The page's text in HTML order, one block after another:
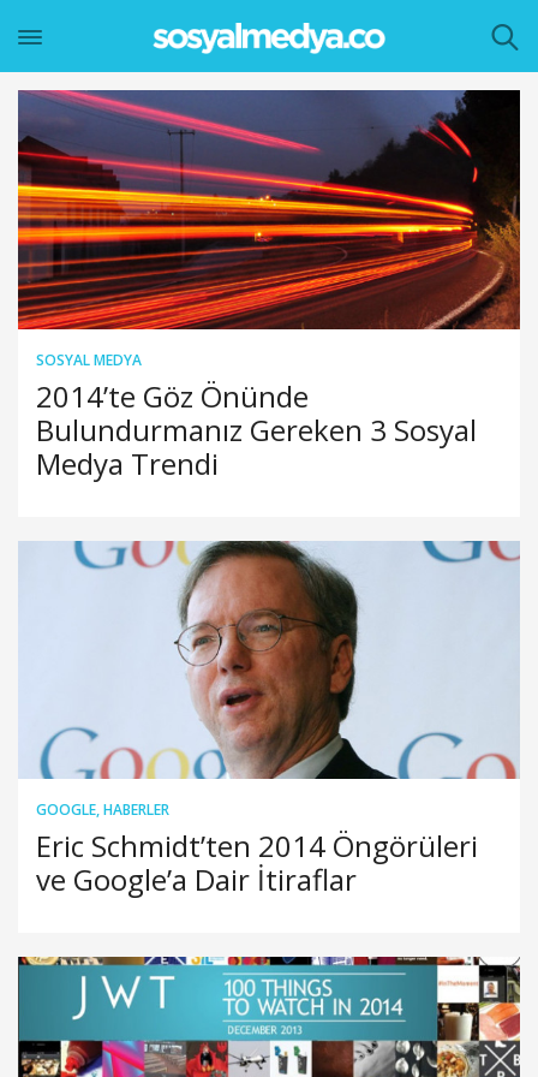
SOSYAL MEDYA
2014’te Göz Önünde
Bulundurmanız Gereken 3 Sosyal
Medya Trendi
GOOGLE,HABERLER
Eric Schmidt’ten 2014 Öngörüleri
ve Google’a Dair İtiraflar